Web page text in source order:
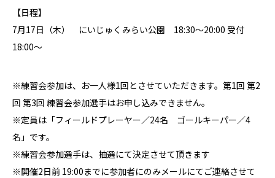
【日程】
7月17日（木） にいじゅくみらい公園 18:30～20:00 受付
18:00～
※練習会参加は、お一人様1回とさせていただきます。第1回 第2
回 第3回 練習会参加選手はお申し込みできません。
※定員は「フィールドプレーヤー／24名 ゴールキーパー／4
名」です。
※練習会参加選手は、抽選にて決定させて頂きます
※開催2日前 19:00までに参加者にのみメールにてご連絡させて